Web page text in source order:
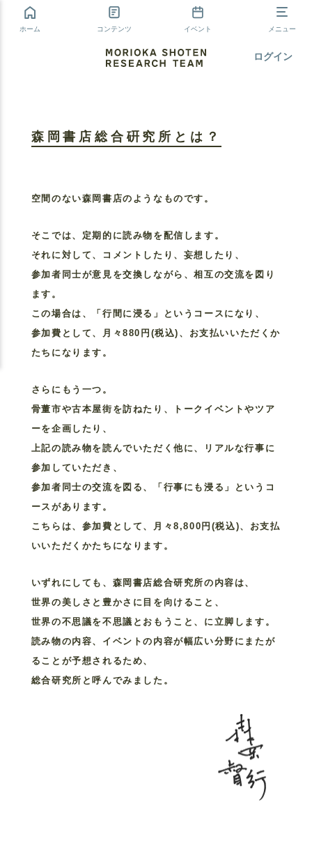
ホーム コンテンツ イベント メニュー
ログイン
森岡書店総合硏究所とは？
空間のない森岡書店のようなものです。
そこでは、定期的に読み物を配信します。
それに対して、コメントしたり、妄想したり、
参加者同士が意見を交換しながら、相互の交流を図り
ます。
この場合は、「行間に浸る」というコースになり、
参加費として、月々880円(税込)、お支払いいただくか
たちになります。
さらにもう一つ。
骨董市や古本屋街を訪ねたり、トークイベントやツア
ーを企画したり、
上記の読み物を読んでいただく他に、リアルな行事に
参加していただき、
参加者同士の交流を図る、「行事にも浸る」というコ
ースがあります。
こちらは、参加費として、月々8,800円(税込)、お支払
いいただくかたちになります。
いずれにしても、森岡書店総合研究所の内容は、
世界の美しさと豊かさに目を向けること、
世界の不思議を不思議とおもうこと、に立脚します。
読み物の内容、イベントの内容が幅広い分野にまたが
ることが予想されるため、
総合研究所と呼んでみました。